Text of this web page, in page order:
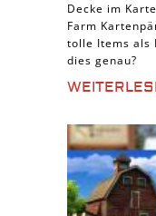
Decke im
Farm
tolle Items als
dies genau?